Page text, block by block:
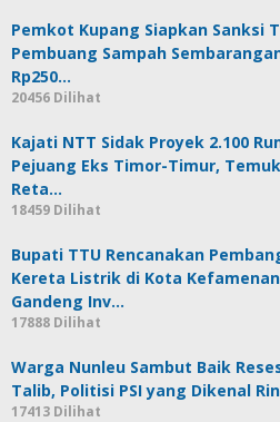
Pemkot Kupang Siapkan Sanksi
Pembuang Sampah
Rp250…
20456 Dilihat
Kajati NTT Sidak Proyek 2.100
Pejuang Eks Timor-Timur,
Reta…
18459 Dilihat
Bupati TTU Rencanakan
Kereta Listrik di Kota
Gandeng Inv…
17888 Dilihat
Warga Nunleu Sambut Baik
Talib, Politisi PSI yang Dikenal
17413 Dilihat